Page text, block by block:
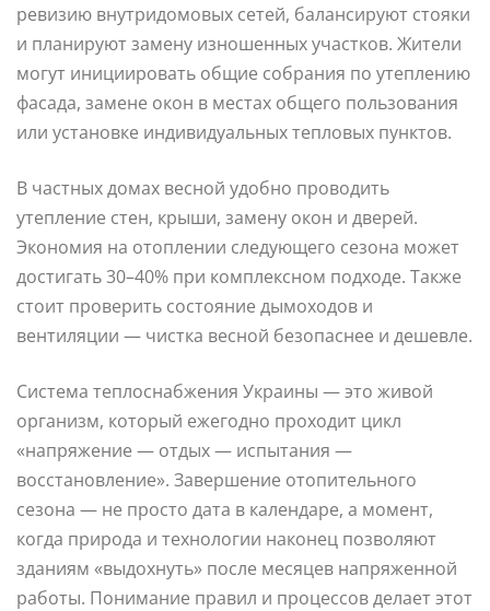
ревизию внутридомовых сетей, балансируют стояки
и планируют замену изношенных участков. Жители
могут инициировать общие собрания по утеплению
фасада, замене окон в местах общего пользования
или установке индивидуальных тепловых пунктов.
В частных домах весной удобно проводить
утепление стен, крыши, замену окон и дверей.
Экономия на отоплении следующего сезона может
достигать 30–40% при комплексном подходе. Также
стоит проверить состояние дымоходов и
вентиляции — чистка весной безопаснее и дешевле.
Система теплоснабжения Украины — это живой
организм, который ежегодно проходит цикл
«напряжение — отдых — испытания —
восстановление». Завершение отопительного
сезона — не просто дата в календаре, а момент,
когда природа и технологии наконец позволяют
зданиям «выдохнуть» после месяцев напряженной
работы. Понимание правил и процессов делает этот